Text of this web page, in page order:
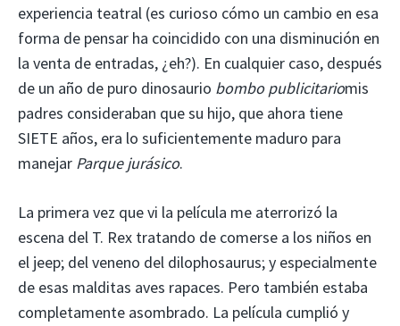
experiencia teatral (es curioso cómo un cambio en esa
forma de pensar ha coincidido con una disminución en
la venta de entradas, ¿eh?). En cualquier caso, después
de un año de puro dinosaurio bombo publicitariomis
padres consideraban que su hijo, que ahora tiene
SIETE años, era lo suficientemente maduro para
manejar Parque jurásico.
La primera vez que vi la película me aterrorizó la
escena del T. Rex tratando de comerse a los niños en
el jeep; del veneno del dilophosaurus; y especialmente
de esas malditas aves rapaces. Pero también estaba
completamente asombrado. La película cumplió y